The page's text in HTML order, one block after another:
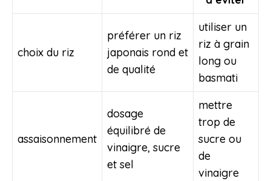
choix du riz
préférer un riz
japonais rond et
de qualité
utiliser un
riz à grain
long ou
basmati
assaisonnement
dosage
équilibré de
vinaigre, sucre
et sel
mettre
trop de
sucre ou
de
vinaigre